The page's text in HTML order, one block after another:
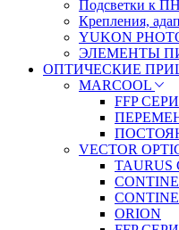
Подсветки к
Крепления,
YUKON
ЭЛЕМЕНТЫ
ОПТИЧЕСКИЕ
MARCOOL
FFP
VECTOR
TAURUS
ORION